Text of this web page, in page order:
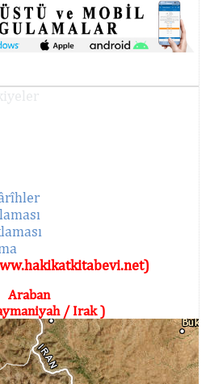
Araban
/ Irak )